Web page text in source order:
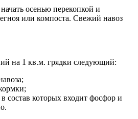
осенью перекопкой и
или компоста. Свежий навоз
на 1 кв.м. грядки следующий:
состав которых входит фосфор и